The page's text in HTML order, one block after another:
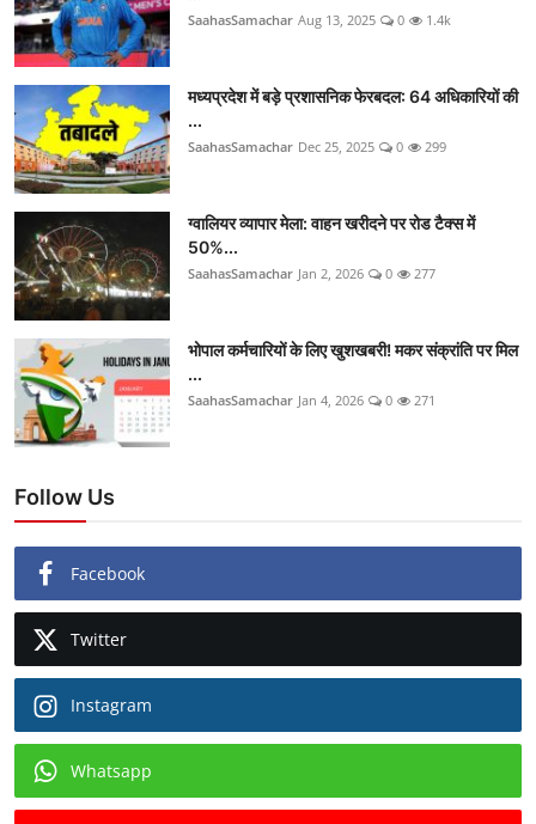
SaahasSamachar Aug 13, 2025 0 1.4k
मध्यप्रदेश में बड़े प्रशासनिक फेरबदल: 64 अधिकारियों की
...
SaahasSamachar Dec 25, 2025 0 299
ग्वालियर व्यापार मेला: वाहन खरीदने पर रोड टैक्स में
50%...
SaahasSamachar Jan 2, 2026 0 277
भोपाल कर्मचारियों के लिए खुशखबरी! मकर संक्रांति पर मिल
...
SaahasSamachar Jan 4, 2026 0 271
Follow Us
Facebook
Twitter
Instagram
Whatsapp